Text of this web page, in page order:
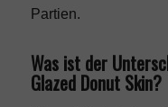
Partien.
Was ist der
Glazed Donut Skin?